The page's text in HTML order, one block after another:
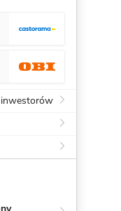
inwestorów